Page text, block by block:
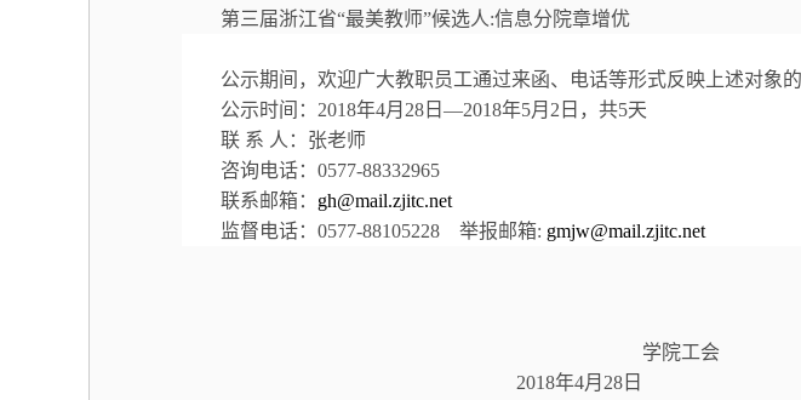
第三届浙江省“最美教师”候选人:信息分院章增优
公示期间，欢迎广大教职员工通过来函、电话等形式反映上述对象
公示时间：2018年4月28日—2018年5月2日，共5天
联 系 人：张老师
咨询电话：0577-88332965
联系邮箱： gh@mail.zjitc.net
监督电话：0577-88105228 举报邮箱: gmjw@mail.zjitc.net
学院工会
2018年4月28日